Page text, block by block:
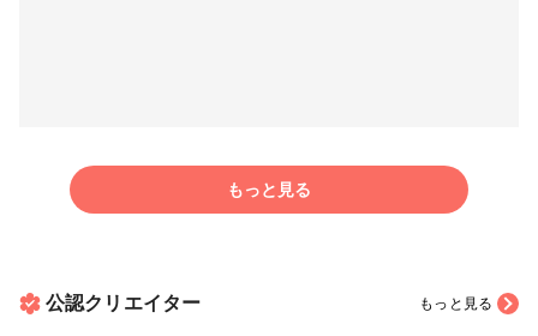
もっと見る
公認クリエイター もっと見る